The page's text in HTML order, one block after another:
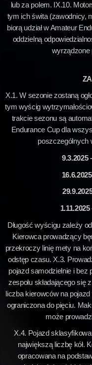
lub za polem. IX.10.
tym ich świta (zawodnicy,
biorą udział w Amateur
oddzielną
wyrządzone
X.1. W sezonie zostaną
tym wyścig
trakcie sezonu są
Endurance Cup dla
poszczególnych
9.3.2025
Długość wyścigu zależy
Kierowca prowadzący
przekroczy linię mety na
odstęp czasu. X.3.
pojazd samodzielnie i bez
zespołu składającego się
liczba kierowców na
ograniczona do pięciu.
może
X.4. Pojazd
największą liczbę kół.
opracowana na